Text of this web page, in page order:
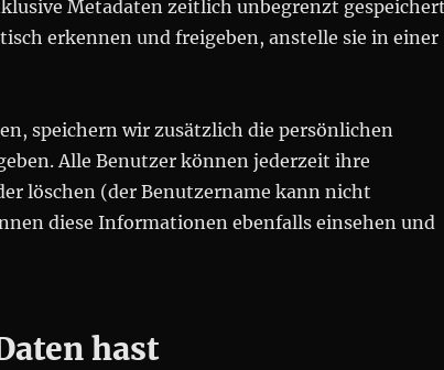
Metadaten zeitlich unbegrenzt
erkennen und freigeben, anstelle sie in einer
speichern wir zusätzlich die persönlichen
Alle Benutzer können jederzeit ihre
löschen (der Benutzername kann nicht
diese Informationen ebenfalls einsehen und
hast